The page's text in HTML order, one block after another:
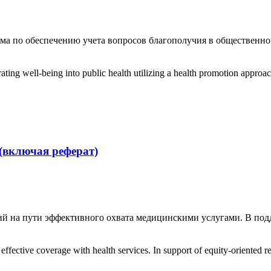
по обеспечению учета вопросов благополучия в
well-being into public health utilizing a health promotion
реферат)
на пути эффективного охвата медицинскими услугами. В
coverage with health services. In support of equity-oriented